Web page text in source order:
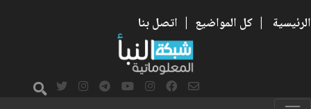
الرئيسية | كل المواضيع | اتصل بنا